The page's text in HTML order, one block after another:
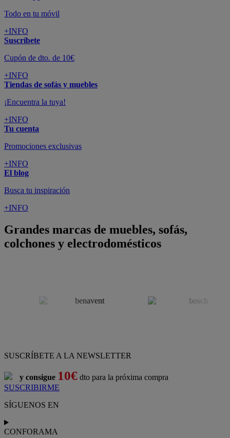
Todo en tu móvil
+INFO
Suscríbete
Cupón de dto. de 10€
+INFO
Tiendas de sofás y muebles
¡Encuentra la tuya!
+INFO
Tu cuenta
Promociones exclusivas
+INFO
El blog
Busca tu inspiración
+INFO
Grandes marcas de muebles, sofás,
colchones y electrodomésticos
SUSCRÍBETE A LA NEWSLETTER
y consigue 10€ dto para la próxima compra
SUSCRIBIRME
SÍGUENOS EN
CONFORAMA